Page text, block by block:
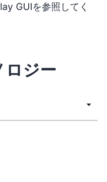
GUIを参照してく
ロジー